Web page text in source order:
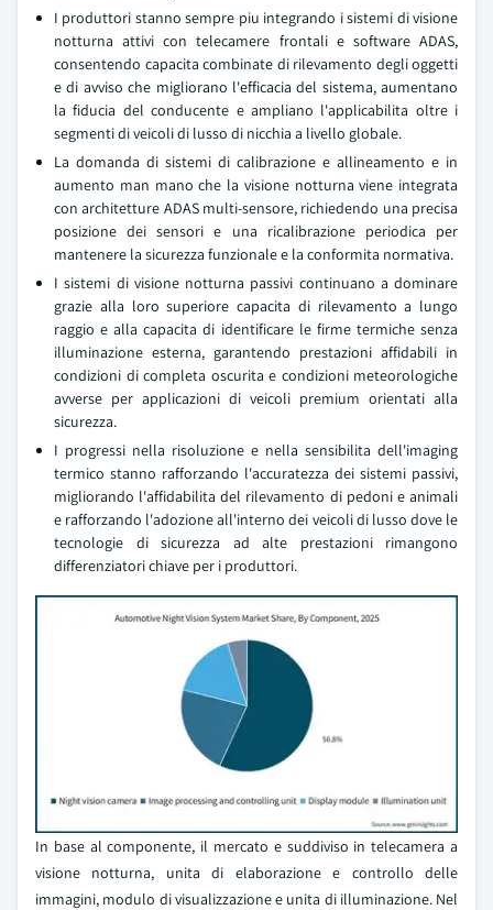
I produttori stanno sempre piu integrando i sistemi di visione
notturna attivi con telecamere frontali e software ADAS,
consentendo capacita combinate di rilevamento degli oggetti
e di avviso che migliorano l'efficacia del sistema, aumentano
la fiducia del conducente e ampliano l'applicabilita oltre i
segmenti di veicoli di lusso di nicchia a livello globale.
La domanda di sistemi di calibrazione e allineamento e in
aumento man mano che la visione notturna viene integrata
con architetture ADAS multi-sensore, richiedendo una precisa
posizione dei sensori e una ricalibrazione periodica per
mantenere la sicurezza funzionale e la conformita normativa.
I sistemi di visione notturna passivi continuano a dominare
grazie alla loro superiore capacita di rilevamento a lungo
raggio e alla capacita di identificare le firme termiche senza
illuminazione esterna, garantendo prestazioni affidabili in
condizioni di completa oscurita e condizioni meteorologiche
avverse per applicazioni di veicoli premium orientati alla
sicurezza.
I progressi nella risoluzione e nella sensibilita dell'imaging
termico stanno rafforzando l'accuratezza dei sistemi passivi,
migliorando l'affidabilita del rilevamento di pedoni e animali
e rafforzando l'adozione all'interno dei veicoli di lusso dove le
tecnologie di sicurezza ad alte prestazioni rimangono
differenziatori chiave per i produttori.
In base al componente, il mercato e suddiviso in telecamera a
visione notturna, unita di elaborazione e controllo delle
immagini, modulo di visualizzazione e unita di illuminazione. Nel